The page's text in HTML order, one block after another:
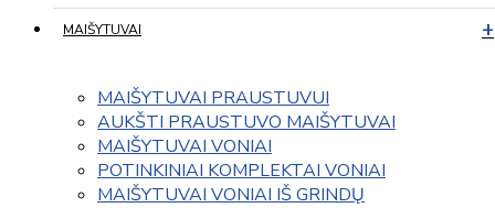
MAIŠYTUVAI
MAIŠYTUVAI PRAUSTUVUI
AUKŠTI PRAUSTUVO MAIŠYTUVAI
MAIŠYTUVAI VONIAI
POTINKINIAI KOMPLEKTAI VONIAI
MAIŠYTUVAI VONIAI IŠ GRINDŲ